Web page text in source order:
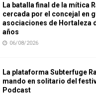
La batalla final de la mítica
cercada por el concejal en
asociaciones de Hortaleza
años
06/08/2026
La plataforma Subterfuge
mando en solitario del
Podcast